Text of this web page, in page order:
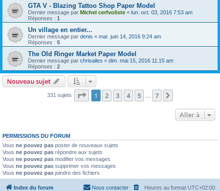
GTA V - Blazing Tattoo Shop Paper Model
Dernier message par Michel cerfvoliste « lun. oct. 03, 2016 7:53 am
Réponses : 1
Un village en entier...
Dernier message par denis « mar. juin 14, 2016 9:24 am
Réponses : 5
The Old Ringer Market Paper Model
Dernier message par chrisailes « dim. mai 15, 2016 11:15 am
Réponses : 2
Nouveau sujet
331 sujets Page 1sur7
1 2 3 4 5 7
Aller à
PERMISSIONS DU FORUM
Vous ne pouvez pas poster de nouveaux sujets
Vous ne pouvez pas répondre aux sujets
Vous ne pouvez pas modifier vos messages
Vous ne pouvez pas supprimer vos messages
Vous ne pouvez pas joindre des fichiers
Index du forum Heures au format UTC+02:00
Nous contacter